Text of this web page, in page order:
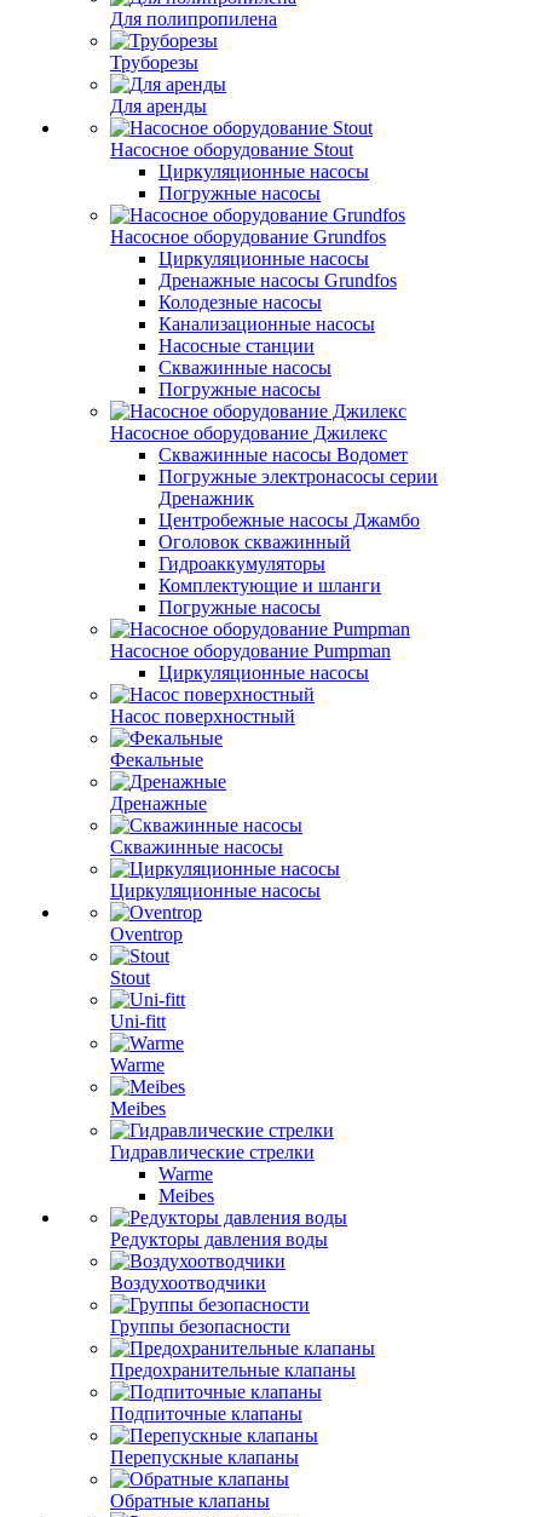
Для полипропилена
Труборезы
Для аренды
Насосное оборудование Stout
Циркуляционные насосы
Погружные насосы
Насосное оборудование Grundfos
Циркуляционные насосы
Дренажные насосы Grundfos
Колодезные насосы
Канализационные насосы
Насосные станции
Скважинные насосы
Погружные насосы
Насосное оборудование Джилекс
Скважинные насосы Водомет
Погружные электронасосы серии
Дренажник
Центробежные насосы Джамбо
Оголовок скважинный
Гидроаккумуляторы
Комплектующие и шланги
Погружные насосы
Насосное оборудование Pumpman
Циркуляционные насосы
Насос поверхностный
Фекальные
Дренажные
Скважинные насосы
Циркуляционные насосы
Oventrop
Stout
Uni-fitt
Warme
Meibes
Гидравлические стрелки
Warme
Meibes
Редукторы давления воды
Воздухоотводчики
Группы безопасности
Предохранительные клапаны
Подпиточные клапаны
Перепускные клапаны
Обратные клапаны